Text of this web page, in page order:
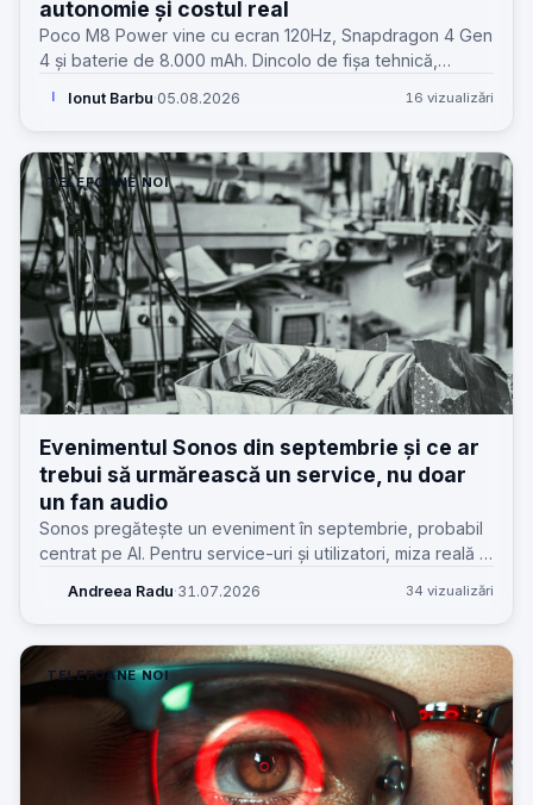
autonomie și costul real
Poco M8 Power vine cu ecran 120Hz, Snapdragon 4 Gen
4 și baterie de 8.000 mAh. Dincolo de fișa tehnică,
reală.
I Ionut Barbu·05.08.2026 16 vizualizări
TELEFOANE NOI
Evenimentul Sonos din septembrie și ce ar
trebui să urmărească un service, nu doar
un fan audio
Sonos pregătește un eveniment în septembrie, probabil
centrat pe AI. Pentru service-uri și utilizatori, miza reală e
reparabilitate.
Andreea Radu·31.07.2026 34 vizualizări
TELEFOANE NOI